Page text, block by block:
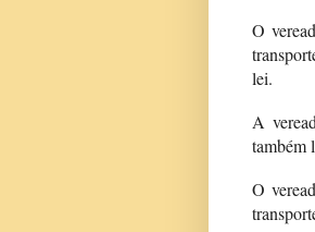
O
lei.
A
também
O